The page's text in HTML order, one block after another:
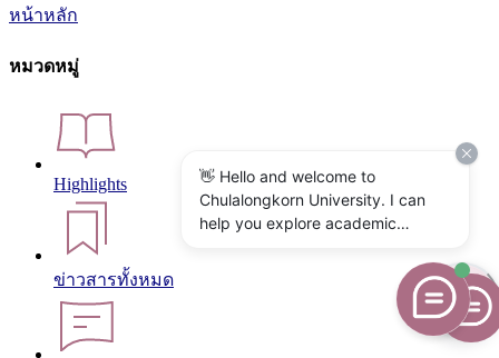
หน้าหลัก
หมวดหมู่
Highlights
ข่าวสารทั้งหมด
👋 Hello and welcome to
Chulalongkorn University. I can
help you explore academic